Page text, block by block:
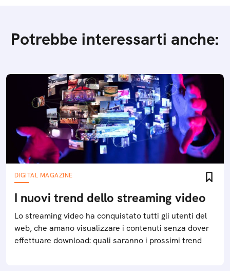
Potrebbe interessarti anche:
DIGITAL MAGAZINE
I nuovi trend dello streaming video
Lo streaming video ha conquistato tutti gli utenti del
web, che amano visualizzare i contenuti senza dover
effettuare download: quali saranno i prossimi trend